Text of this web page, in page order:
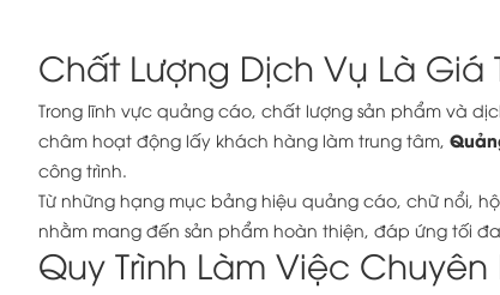
Chất Lượng Dịch Vụ Là
Trong lĩnh vực quảng cáo, chất lượng sản phẩm và
châm hoạt động lấy khách hàng làm trung tâm,
công trình.
Từ những hạng mục bảng hiệu quảng cáo, chữ nổi,
nhằm mang đến sản phẩm hoàn thiện, đáp ứng tối
Quy Trình Làm Việc